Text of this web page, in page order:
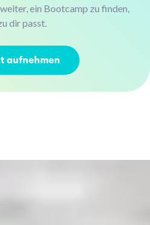
ein Bootcamp zu finden,
dir passt.
aufnehmen